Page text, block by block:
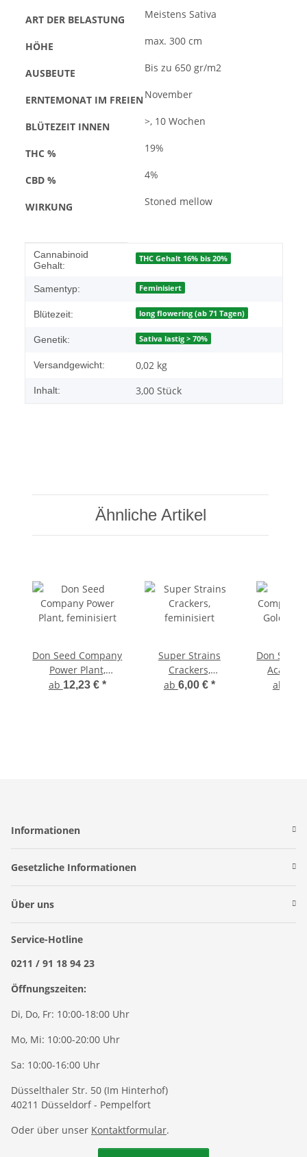
ART DER BELASTUNG Meistens Sativa
HÖHE max. 300 cm
AUSBEUTE Bis zu 650 gr/m2
ERNTEMONAT IM FREIEN November
BLÜTEZEIT INNEN >, 10 Wochen
THC % 19%
CBD % 4%
WIRKUNG Stoned mellow
Produkteigenschaft
Wert
Cannabinoid
Gehalt:
THC Gehalt 16% bis 20%
Samentyp: Feminisiert
Blütezeit: long flowering (ab 71 Tagen)
Genetik: Sativa lastig > 70%
Versandgewicht: 0,02 kg
Inhalt: 3,00 Stück
Ähnliche Artikel
Don Seed Company
Power Plant,
feminisiert
ab 12,23 € *
Super Strains
Crackers,
feminisiert
ab 6,00 € *
Don Seed
ab
Informationen
Gesetzliche Informationen
Über uns
Service-Hotline
0211 / 91 18 94 23
Öffnungszeiten:
Di, Do, Fr: 10:00-18:00 Uhr
Mo, Mi: 10:00-20:00 Uhr
Sa: 10:00-16:00 Uhr
Düsselthaler Str. 50 (Im Hinterhof)
40211 Düsseldorf - Pempelfort
Oder über unser Kontaktformular.